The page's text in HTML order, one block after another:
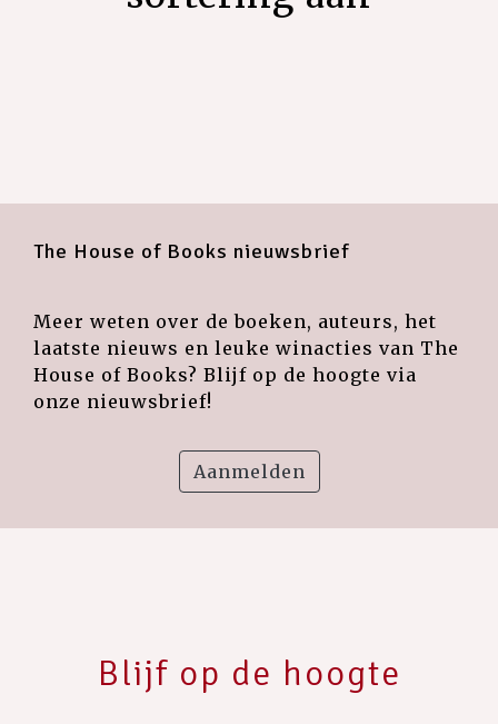
The House of Books nieuwsbrief
Meer weten over de boeken, auteurs, het
laatste nieuws en leuke winacties van The
House of Books? Blijf op de hoogte via
onze nieuwsbrief!
Aanmelden
Blijf op de hoogte